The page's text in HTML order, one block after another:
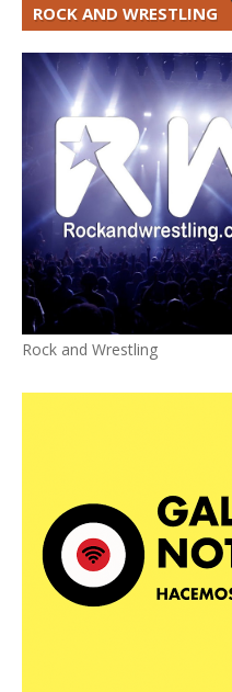
ROCK AND WRESTLING
Rock and Wrestling